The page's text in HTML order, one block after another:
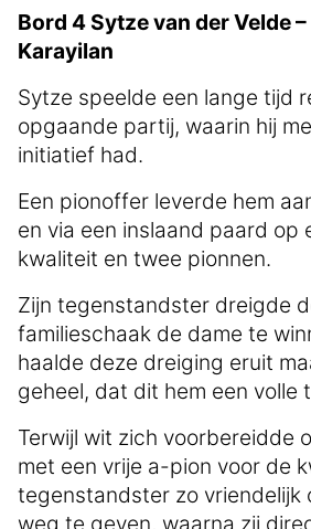
Bord 4 Sytze van der Velde
Karayilan
Sytze speelde een lange tijd
opgaande partij, waarin hij
initiatief had.
Een pionoffer leverde hem
en via een inslaand paard op
kwaliteit en twee pionnen.
Zijn tegenstandster dreigde
familieschaak de dame te
haalde deze dreiging eruit
geheel, dat dit hem een volle
Terwijl wit zich voorbereidde
met een vrije a-pion voor de
tegenstandster zo vriendelijk
weg te geven, waarna zij